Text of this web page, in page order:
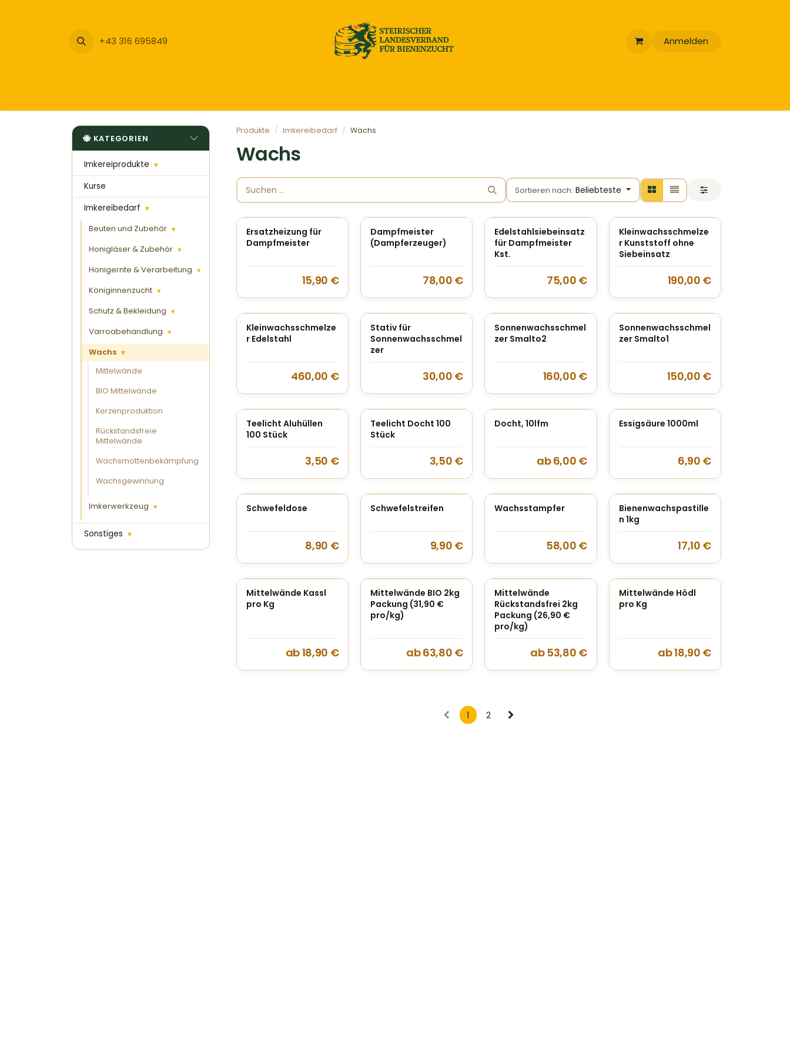
+43 316 695849 Anmelden
KATEGORIEN
Imkereiprodukte ▾
Kurse
Imkereibedarf ▾
Beuten und Zubehör ▾
Honigläser & Zubehör ▾
Honigernte & Verarbeitung ▾
Königinnenzucht ▾
Schutz & Bekleidung ▾
Varroabehandlung ▾
Wachs ▾
Mittelwände
BIO Mittelwände
Kerzenproduktion
Rückstandsfreie
Mittelwände
Wachsmottenbekämpfung
Wachsgewinnung
Imkerwerkzeug ▾
Sonstiges ▾
Produkte Imkereibedarf Wachs
Wachs
Sortieren nach: Beliebteste
Ersatzheizung für
Dampfmeister
15,90 €
Dampfmeister
(Dampferzeuger)
78,00 €
Edelstahlsiebeinsatz
für Dampfmeister
Kst.
75,00 €
Kleinwachsschmelze
r Kunststoff ohne
Siebeinsatz
190,00 €
Kleinwachsschmelze
r Edelstahl
460,00 €
Stativ für
Sonnenwachsschmel
zer
30,00 €
Sonnenwachsschmel
zer Smalto2
160,00 €
Sonnenwachsschmel
zer Smalto1
150,00 €
Teelicht Aluhüllen
100 Stück
3,50 €
Teelicht Docht 100
Stück
3,50 €
Docht, 10lfm
ab6,00 €
Essigsäure 1000ml
6,90 €
Schwefeldose
8,90 €
Schwefelstreifen
9,90 €
Wachsstampfer
58,00 €
Bienenwachspastille
n 1kg
17,10 €
Mittelwände Kassl
pro Kg
ab18,90 €
Mittelwände BIO 2kg
Packung (31,90 €
pro/kg)
ab63,80 €
Mittelwände
Rückstandsfrei 2kg
Packung (26,90 €
pro/kg)
ab53,80 €
Mittelwände Hödl
pro Kg
ab18,90 €
1 2